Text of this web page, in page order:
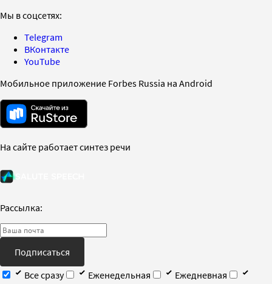
Мы в соцсетях:
Telegram
ВКонтакте
YouTube
Мобильное приложение Forbes Russia на Android
На сайте работает синтез речи
Рассылка:
Подписаться
Все сразу
Еженедельная
Ежедневная